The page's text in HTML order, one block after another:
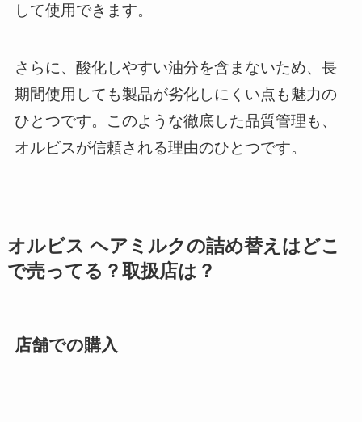
して使用できます。
さらに、酸化しやすい油分を含まないため、長
期間使用しても製品が劣化しにくい点も魅力の
ひとつです。このような徹底した品質管理も、
オルビスが信頼される理由のひとつです。
オルビス ヘアミルクの詰め替えはどこ
で売ってる？取扱店は？
店舗での購入